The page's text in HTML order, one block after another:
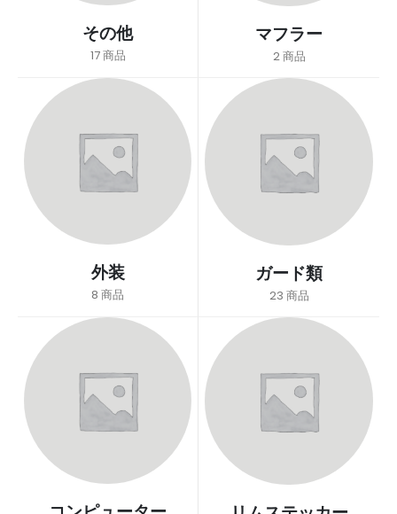
その他
17商品
マフラー
2商品
外装
8 商品
ガード類
23 商品